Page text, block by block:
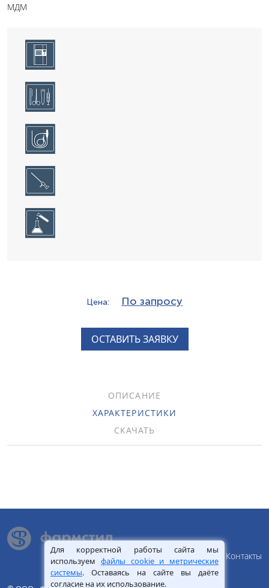
МДМ
Цена: По запросу
ОСТАВИТЬ ЗАЯВКУ
ОПИСАНИЕ
ХАРАКТЕРИСТИКИ
СКАЧАТЬ
О Компании Продукция Сервис Статьи Контакты
Для корректной работы сайта мы
используем файлы cookie и метрические
системы. Оставаясь на сайте вы даёте
согласие на их использование.